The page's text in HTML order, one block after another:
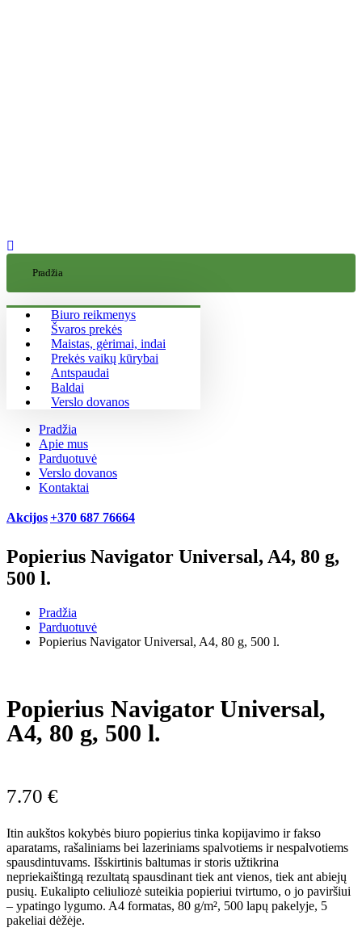
Pradžia
Biuro reikmenys
Švaros prekės
Maistas, gėrimai, indai
Prekės vaikų kūrybai
Antspaudai
Baldai
Verslo dovanos
Pradžia
Apie mus
Parduotuvė
Verslo dovanos
Kontaktai
Akcijos+370 687 76664
Popierius Navigator Universal, A4, 80 g,
500 l.
Pradžia
Parduotuvė
Popierius Navigator Universal, A4, 80 g, 500 l.
Popierius Navigator Universal,
A4, 80 g, 500 l.
7.70 €
Itin aukštos kokybės biuro popierius tinka kopijavimo ir fakso
aparatams, rašaliniams bei lazeriniams spalvotiems ir nespalvotiems
spausdintuvams. Išskirtinis baltumas ir storis užtikrina
nepriekaištingą rezultatą spausdinant tiek ant vienos, tiek ant abiejų
pusių. Eukalipto celiuliozė suteikia popieriui tvirtumo, o jo paviršiui
– ypatingo lygumo. A4 formatas, 80 g/m², 500 lapų pakelyje, 5
pakeliai dėžėje.